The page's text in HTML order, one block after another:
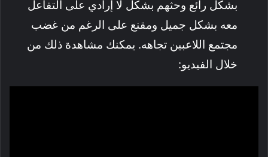
بشكل رائع وحثهم بشكل لا إرادي على التفاعل
معه بشكل جميل ومقنع على الرغم من غضب
مجتمع اللاعبين تجاهه. يمكنك مشاهدة ذلك من
خلال الفيديو: